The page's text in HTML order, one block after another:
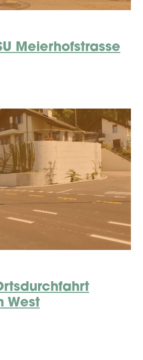
Meierhofstrasse
West